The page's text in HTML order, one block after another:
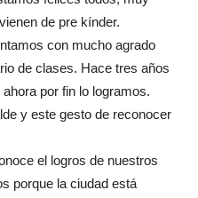
de pre kínder.
con mucho agrado
de clases. Hace tres años
por fin lo logramos.
y este gesto de reconocer
el logros de nuestros
porque la ciudad está